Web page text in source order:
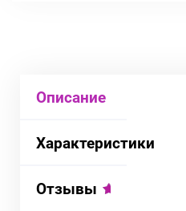
Описание
Характеристики
Отзывы